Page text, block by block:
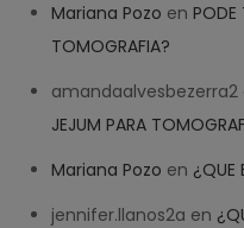
Mariana Pozo enPODE
TOMOGRAFIA?
amandaalvesbezerra2
JEJUM PARA
Mariana Pozo en ¿QUE
jennifer.llanos2a en